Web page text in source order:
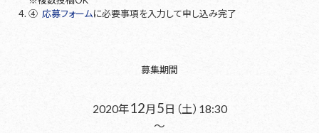
④ 応募フォームに必要事項を入力して申し込み完了
募集期間
2020年12月 5日（土）18:30
～